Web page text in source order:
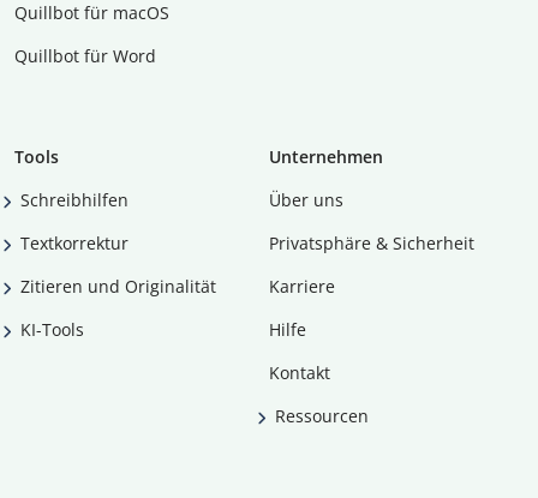
Quillbot für macOS
Quillbot für Word
Tools
Schreibhilfen
Textkorrektur
Zitieren und Originalität
KI-Tools
Unternehmen
Über uns
Privatsphäre & Sicherheit
Karriere
Hilfe
Kontakt
Ressourcen